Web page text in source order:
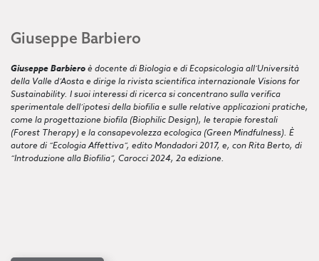
Giuseppe Barbiero
Giuseppe Barbieroè docente di Biologia e di Ecopsicologia all’Università
della Valle d’Aosta e dirige la rivista scientifica internazionale Visions for
Sustainability. I suoi interessi di ricerca si concentrano sulla verifica
sperimentale dell’ipotesi della biofilia e sulle relative applicazioni pratiche,
come la progettazione biofila (Biophilic Design), le terapie forestali
(Forest Therapy) e la consapevolezza ecologica (Green Mindfulness). È
autore di “Ecologia Affettiva”, edito Mondadori 2017, e, con Rita Berto, di
“Introduzione alla Biofilia”, Carocci 2024, 2a edizione.